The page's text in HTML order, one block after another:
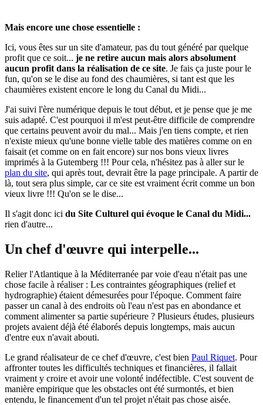
Mais encore une chose essentielle :
Ici, vous êtes sur un site d'amateur, pas du tout généré par quelque
profit que ce soit... je ne retire aucun mais alors absolument
aucun profit dans la réalisation de ce site. Je fais ça juste pour le
fun, qu'on se le dise au fond des chaumières, si tant est que les
chaumières existent encore le long du Canal du Midi...
J'ai suivi l'ère numérique depuis le tout début, et je pense que je me
suis adapté. C'est pourquoi il m'est peut-être difficile de comprendre
que certains peuvent avoir du mal... Mais j'en tiens compte, et rien
n'existe mieux qu'une bonne vielle table des matières comme on en
faisait (et comme on en fait encore) sur nos bons vieux livres
imprimés à la Gutemberg !!! Pour cela, n'hésitez pas à aller sur le
plan du site, qui après tout, devrait être la page principale. A partir de
là, tout sera plus simple, car ce site est vraiment écrit comme un bon
vieux livre !!! Qu'on se le dise...
Il s'agit donc ici du Site Culturel qui évoque le Canal du Midi...
rien d'autre...
Un chef d'œuvre qui interpelle...
Relier l'Atlantique à la Méditerranée par voie d'eau n'était pas une
chose facile à réaliser : Les contraintes géographiques (relief et
hydrographie) étaient démesurées pour l'époque. Comment faire
passer un canal à des endroits où l'eau n'est pas en abondance et
comment alimenter sa partie supérieure ? Plusieurs études, plusieurs
projets avaient déjà été élaborés depuis longtemps, mais aucun
d'entre eux n'avait abouti.
Le grand réalisateur de ce chef d'œuvre, c'est bien Paul Riquet. Pour
affronter toutes les difficultés techniques et financières, il fallait
vraiment y croire et avoir une volonté indéfectible. C'est souvent de
manière empirique que les obstacles ont été surmontés, et bien
entendu, le financement d'un tel projet n'était pas chose aisée.